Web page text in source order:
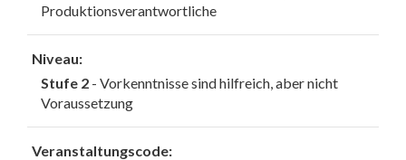
Produktionsverantwortliche
Niveau:
Stufe 2 - Vorkenntnisse sind hilfreich, aber nicht
Voraussetzung
Veranstaltungscode: